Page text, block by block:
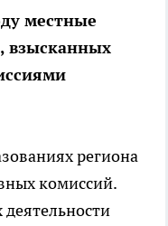
местные
взысканных
региона
комиссий.